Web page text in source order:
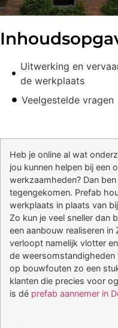
Uitwerking en
de werkplaats
Veelgestelde vragen
Heb je online al wat
jou kunnen helpen bij een
werkzaamheden? Dan
tegengekomen. Prefab
werkplaats in plaats van
Zo kun je veel sneller dan
een aanbouw realiseren
verloopt namelijk vlotter
de weersomstandigheden
op bouwfouten zo een
klanten die precies voor
is dé prefab aannemer in